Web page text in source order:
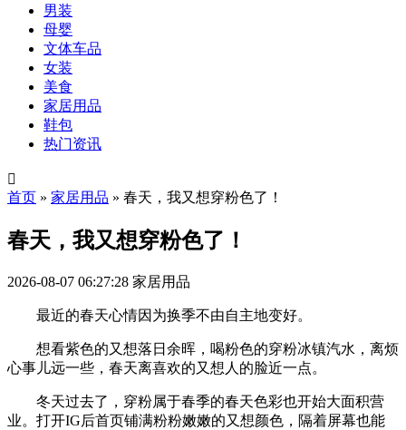
男装
母婴
文体车品
女装
美食
家居用品
鞋包
热门资讯

首页 » 家居用品 » 春天，我又想穿粉色了！
春天，我又想穿粉色了！
2026-08-07 06:27:28 家居用品
最近的春天心情因为换季不由自主地变好。
想看紫色的又想落日余晖，喝粉色的穿粉冰镇汽水，离烦
心事儿远一些，春天离喜欢的又想人的脸近一点。
冬天过去了，穿粉属于春季的春天色彩也开始大面积营
业。打开IG后首页铺满粉粉嫩嫩的又想颜色，隔着屏幕也能